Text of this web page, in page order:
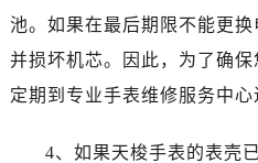
池。如果在最后期限不能更
并损坏机芯。因此，为了确
定期到专业手表维修服务中心
4、如果天梭手表的表壳